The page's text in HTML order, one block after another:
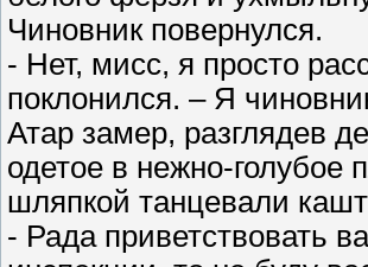
Чиновник повернулся.
- Нет, мисс, я просто
поклонился. – Я
Атар замер, разглядев
одетое в нежно-голубое
шляпкой танцевали
- Рада приветствовать